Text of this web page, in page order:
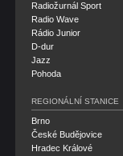
Radiožurnál Sport
Radio Wave
Rádio Junior
D-dur
Jazz
Pohoda
REGIONÁLNÍ STANICE
Brno
České Budějovice
Hradec Králové